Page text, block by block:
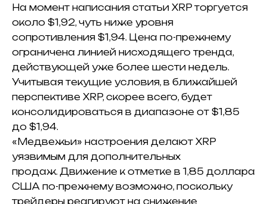
На момент написания статьи XRP торгуется
около $1,92, чуть ниже уровня
сопротивления $1,94. Цена по-прежнему
ограничена линией нисходящего тренда,
действующей уже более шести недель.
Учитывая текущие условия, в ближайшей
перспективе XRP, скорее всего, будет
консолидироваться в диапазоне от $1,85
до $1,94.
«Медвежьи» настроения делают XRP
уязвимым для дополнительных
продаж. Движение к отметке в 1,85 доллара
США по-прежнему возможно, поскольку
трейдеры реагируют на снижение